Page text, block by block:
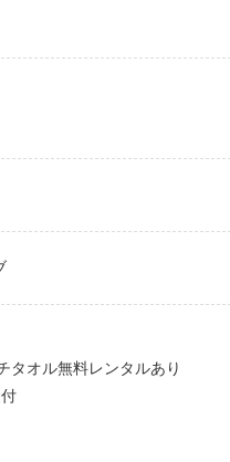
タオル無料レンタルあり